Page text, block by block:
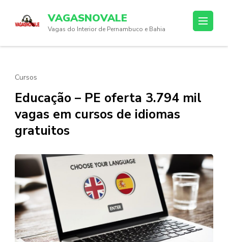
(Press
VAGASNOVALE
Vagas do Interior de Pernambuco e Bahia
Cursos
Educação – PE oferta 3.794 mil
vagas em cursos de idiomas
gratuitos